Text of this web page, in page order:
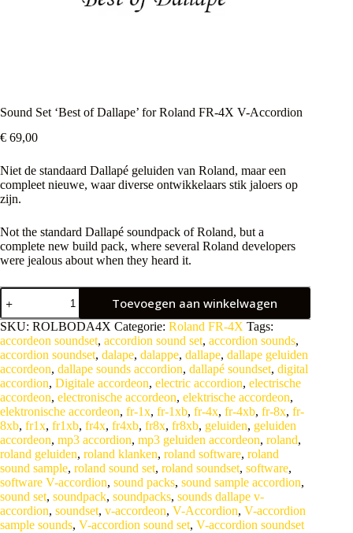
Sound Set ‘Best of Dallape’ for Roland FR-4X V-Accordion
€ 69,00
Niet de standaard Dallapé geluiden van Roland, maar een
compleet nieuwe, waar diverse ontwikkelaars stik jaloers op
zijn.
Not the standard Dallapé soundpack of Roland, but a
complete new build pack, where several Roland developers
were jealous about when they heard it.
Sound
Set
‘Best
of
Dallape’
for
Roland
FR-
4X
V-
Accordion
aantal
Toevoegen aan winkelwagen
A
l
t
e
r
n
a
t
i
v
e
:
SKU: ROLBODA4X Categorie: Roland FR-4X Tags:
accordeon soundset, accordion sound set, accordion sounds,
accordion soundset, dalape, dalappe, dallape, dallape geluiden
accordeon, dallape sounds accordion, dallapé soundset, digital
accordion, Digitale accordeon, electric accordion, electrische
accordeon, electronische accordeon, elektrische accordeon,
elektronische accordeon, fr-1x, fr-1xb, fr-4x, fr-4xb, fr-8x, fr-
8xb, fr1x, fr1xb, fr4x, fr4xb, fr8x, fr8xb, geluiden, geluiden
accordeon, mp3 accordion, mp3 geluiden accordeon, roland,
roland geluiden, roland klanken, roland software, roland
sound sample, roland sound set, roland soundset, software,
software V-accordion, sound packs, sound sample accordion,
sound set, soundpack, soundpacks, sounds dallape v-
accordion, soundset, v-accordeon, V-Accordion, V-accordion
sample sounds, V-accordion sound set, V-accordion soundset